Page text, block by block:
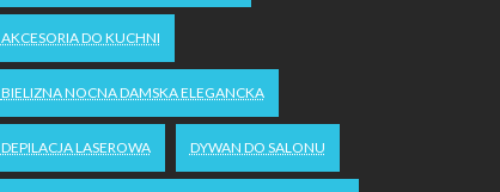
AKCESORIA DO KUCHNI
BIELIZNA NOCNA DAMSKA ELEGANCKA
DEPILACJA LASEROWA DYWAN DO SALONU